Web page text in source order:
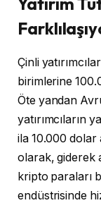
Çinli
birimlerine
Öte yandan
yatırımcıların
ila 10.000 dolar
olarak, giderek
kripto paraları
endüstrisinde